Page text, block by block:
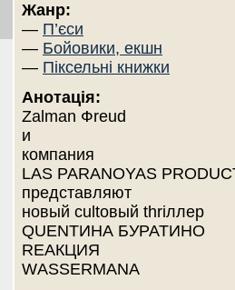
Жанр:
— П’єси
— Бойовики, екшн
— Піксельні книжки
Анотація:
Zalman Фrеud
и
компания
LAS PARANOYAS
представляют
новый cultовый thriллер
QUENТИНА БУРАТИНО
RЕАКЦИЯ
WАSSЕRМАNА